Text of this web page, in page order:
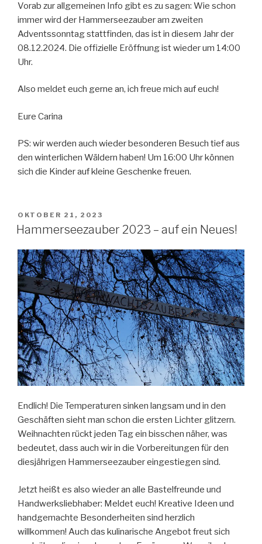
Vorab zur allgemeinen Info gibt es zu sagen: Wie schon
immer wird der Hammerseezauber am zweiten
Adventssonntag stattfinden, das ist in diesem Jahr der
08.12.2024. Die offizielle Eröffnung ist wieder um 14:00
Uhr.
Also meldet euch gerne an, ich freue mich auf euch!
Eure Carina
PS: wir werden auch wieder besonderen Besuch tief aus
den winterlichen Wäldern haben! Um 16:00 Uhr können
sich die Kinder auf kleine Geschenke freuen.
VERÖFFENTLICHT
AM
OKTOBER 21, 2023
Hammerseezauber 2023 – auf ein Neues!
Endlich! Die Temperaturen sinken langsam und in den
Geschäften sieht man schon die ersten Lichter glitzern.
Weihnachten rückt jeden Tag ein bisschen näher, was
bedeutet, dass auch wir in die Vorbereitungen für den
diesjährigen Hammerseezauber eingestiegen sind.
Jetzt heißt es also wieder an alle Bastelfreunde und
Handwerksliebhaber: Meldet euch! Kreative Ideen und
handgemachte Besonderheiten sind herzlich
willkommen! Auch das kulinarische Angebot freut sich